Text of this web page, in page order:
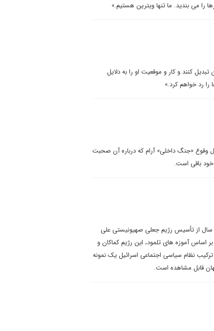
را می بندید. ما تنها ویترین هستیم.»
کنند و کار و موقعیت او را به دلایل
رد خواهم کرد.»
وقوع «جنگ داخلی» آرام که درباره آن صحبت
باقی است.
غفور کریمی در یادداشتی برای دیپلماسی ایرانی می نویسد: با گذشت بیش از ۷۵ سال از تأسیس رژیم جعلی صهیونیستی علی
آموزه های تلمود، این رژیم کماکان و
نظام سیاسی اجتماعی اسرائیل یک نمونه
قابل مشاهده است.